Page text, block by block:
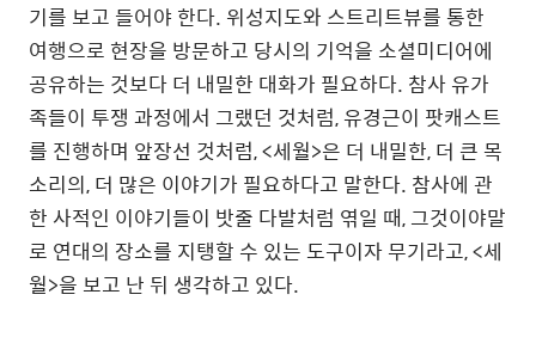
기를 보고 들어야 한다. 위성지도와 스트리트뷰를 통한
여행으로 현장을 방문하고 당시의 기억을 소셜미디어에
공유하는 것보다 더 내밀한 대화가 필요하다. 참사 유가
족들이 투쟁 과정에서 그랬던 것처럼,유경근이 팟캐스트
를 진행하며 앞장선 것처럼, <세월>은 더 내밀한,더 큰 목
소리의,더 많은 이야기가 필요하다고 말한다. 참사에 관
한 사적인 이야기들이 밧줄 다발처럼 엮일 때,그것이야말
로 연대의 장소를 지탱할 수 있는 도구이자 무기라고, <세
월>을 보고 난 뒤 생각하고 있다.